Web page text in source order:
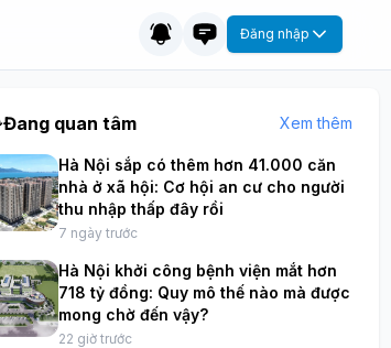
Đăng nhập
Đang quan tâm Xem thêm
Hà Nội sắp có thêm hơn 41.000 căn
nhà ở xã hội: Cơ hội an cư cho người
thu nhập thấp đây rồi
7 ngày trước
Hà Nội khởi công bệnh viện mắt hơn
718 tỷ đồng: Quy mô thế nào mà được
mong chờ đến vậy?
22 giờ trước